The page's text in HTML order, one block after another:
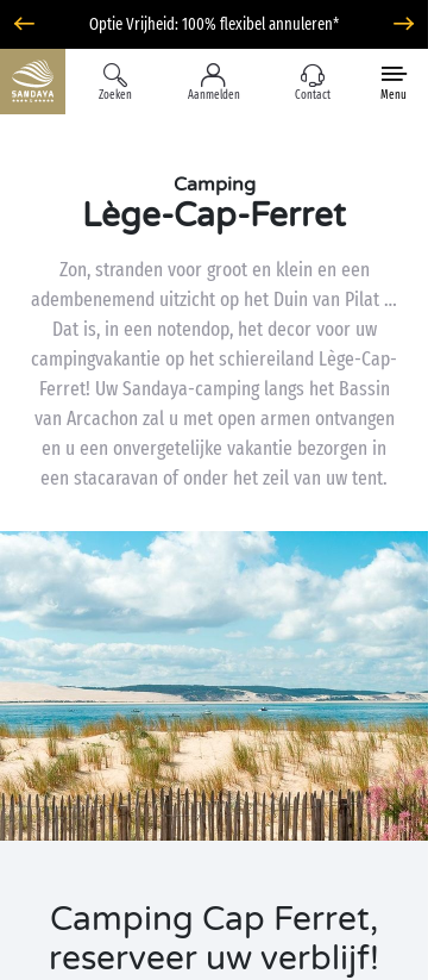
Optie Vrijheid: 100% flexibel annuleren*
Zoeken Aanmelden Contact Menu
Camping
Lège-Cap-Ferret
Zon, stranden voor groot en klein en een
adembenemend uitzicht op het Duin van Pilat …
Dat is, in een notendop, het decor voor uw
campingvakantie op het schiereiland Lège-Cap-
Ferret! Uw Sandaya-camping langs het Bassin
van Arcachon zal u met open armen ontvangen
en u een onvergetelijke vakantie bezorgen in
een stacaravan of onder het zeil van uw tent.
Camping Cap Ferret,
reserveer uw verblijf!